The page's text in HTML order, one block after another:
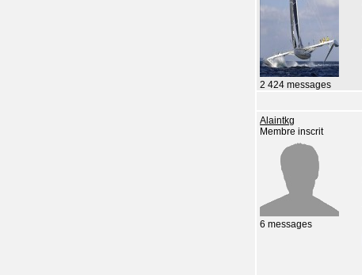
2 424 messages
Alaintkg
Membre inscrit
6 messages